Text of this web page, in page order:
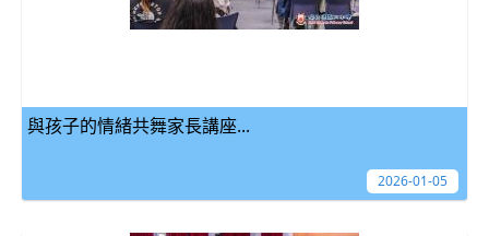
與孩子的情緒共舞家長講座...
2026-01-05